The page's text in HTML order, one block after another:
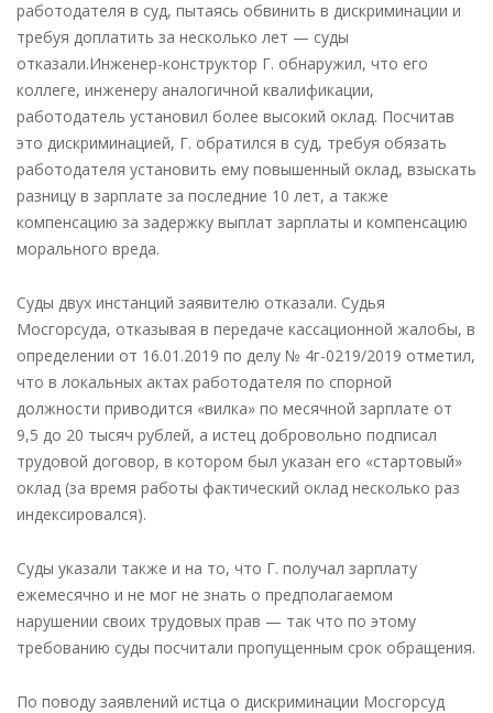
работодателя в суд, пытаясь обвинить в дискриминации и
требуя доплатить за несколько лет — суды
отказали.Инженер-конструктор Г. обнаружил, что его
коллеге, инженеру аналогичной квалификации,
работодатель установил более высокий оклад. Посчитав
это дискриминацией, Г. обратился в суд, требуя обязать
работодателя установить ему повышенный оклад, взыскать
разницу в зарплате за последние 10 лет, а также
компенсацию за задержку выплат зарплаты и компенсацию
морального вреда.
Суды двух инстанций заявителю отказали. Судья
Мосгорсуда, отказывая в передаче кассационной жалобы, в
определении от 16.01.2019 по делу № 4г-0219/2019 отметил,
что в локальных актах работодателя по спорной
должности приводится «вилка» по месячной зарплате от
9,5 до 20 тысяч рублей, а истец добровольно подписал
трудовой договор, в котором был указан его «стартовый»
оклад (за время работы фактический оклад несколько раз
индексировался).
Суды указали также и на то, что Г. получал зарплату
ежемесячно и не мог не знать о предполагаемом
нарушении своих трудовых прав — так что по этому
требованию суды посчитали пропущенным срок обращения.
По поводу заявлений истца о дискриминации Мосгорсуд